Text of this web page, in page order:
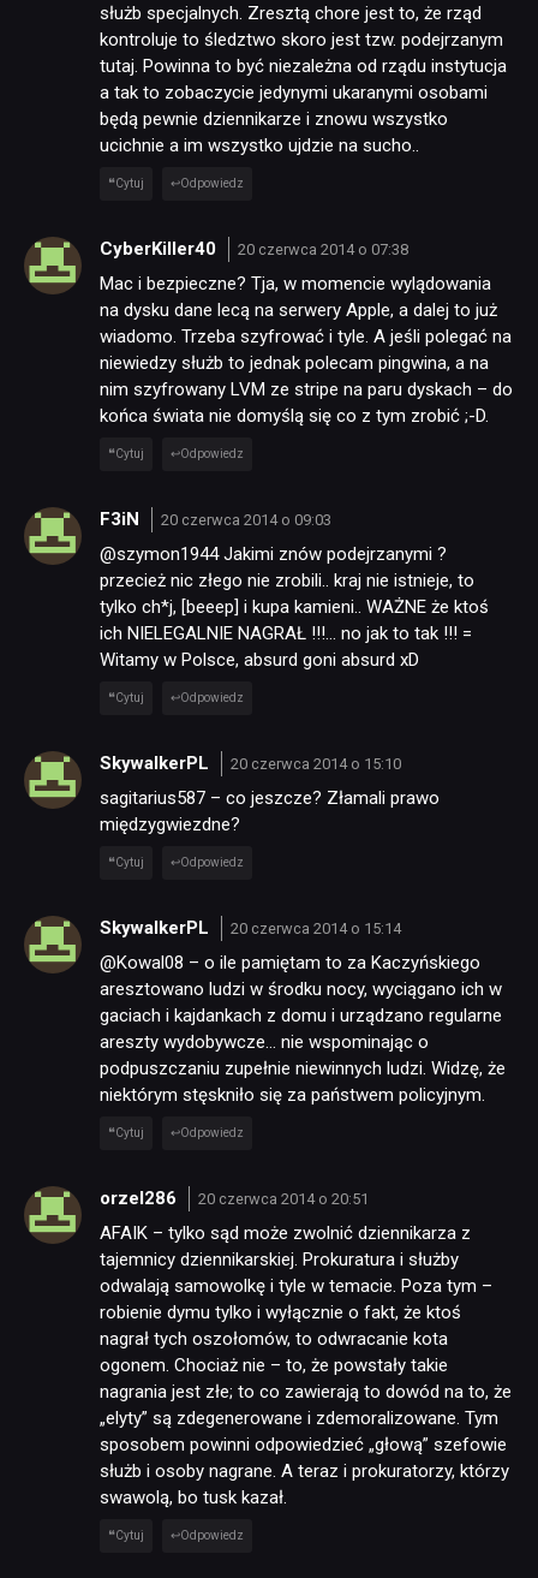
służb specjalnych. Zresztą chore jest to, że rząd
kontroluje to śledztwo skoro jest tzw. podejrzanym
tutaj. Powinna to być niezależna od rządu instytucja
a tak to zobaczycie jedynymi ukaranymi osobami
będą pewnie dziennikarze i znowu wszystko
ucichnie a im wszystko ujdzie na sucho..
Cytuj Odpowiedz
CyberKiller40 20 czerwca 2014 o 07:38
Mac i bezpieczne? Tja, w momencie wylądowania
na dysku dane lecą na serwery Apple, a dalej to już
wiadomo. Trzeba szyfrować i tyle. A jeśli polegać na
niewiedzy służb to jednak polecam pingwina, a na
nim szyfrowany LVM ze stripe na paru dyskach – do
końca świata nie domyślą się co z tym zrobić ;-D.
Cytuj Odpowiedz
F3iN 20 czerwca 2014 o 09:03
@szymon1944 Jakimi znów podejrzanymi ?
przecież nic złego nie zrobili.. kraj nie istnieje, to
tylko ch*j, [beeep] i kupa kamieni.. WAŻNE że ktoś
ich NIELEGALNIE NAGRAŁ !!!… no jak to tak !!! =
Witamy w Polsce, absurd goni absurd xD
Cytuj Odpowiedz
SkywalkerPL 20 czerwca 2014 o 15:10
sagitarius587 – co jeszcze? Złamali prawo
międzygwiezdne?
Cytuj Odpowiedz
SkywalkerPL 20 czerwca 2014 o 15:14
@Kowal08 – o ile pamiętam to za Kaczyńskiego
aresztowano ludzi w środku nocy, wyciągano ich w
gaciach i kajdankach z domu i urządzano regularne
areszty wydobywcze… nie wspominając o
podpuszczaniu zupełnie niewinnych ludzi. Widzę, że
niektórym stęskniło się za państwem policyjnym.
Cytuj Odpowiedz
orzel286 20 czerwca 2014 o 20:51
AFAIK – tylko sąd może zwolnić dziennikarza z
tajemnicy dziennikarskiej. Prokuratura i służby
odwalają samowolkę i tyle w temacie. Poza tym –
robienie dymu tylko i wyłącznie o fakt, że ktoś
nagrał tych oszołomów, to odwracanie kota
ogonem. Chociaż nie – to, że powstały takie
nagrania jest złe; to co zawierają to dowód na to, że
„elyty” są zdegenerowane i zdemoralizowane. Tym
sposobem powinni odpowiedzieć „głową” szefowie
służb i osoby nagrane. A teraz i prokuratorzy, którzy
swawolą, bo tusk kazał.
Cytuj Odpowiedz